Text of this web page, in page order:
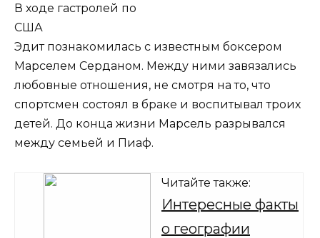
В ходе гастролей по
США
Эдит познакомилась с известным боксером
Марселем Серданом. Между ними завязались
любовные отношения, не смотря на то, что
спортсмен состоял в браке и воспитывал троих
детей. До конца жизни Марсель разрывался
между семьей и Пиаф.
Читайте также:
Интересные факты
о географии